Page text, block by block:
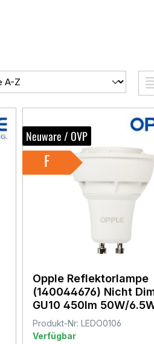
Neuware / OVP
F
Opple Reflektorlampe
(140044676) Nicht
GU10 450lm 50W/
2700K
Produkt-Nr: LEDO0106
Verfügbar